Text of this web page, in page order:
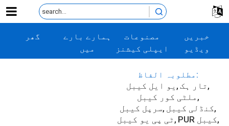
گھر
ہمارے بارے
میں
مصنوعات
خبریں
ایپلی کیشنز
ویڈیو
اکثر پوچھے ہم سے رابطہ
مطلوبہ الفاظ:
یو ایل کیبل تار ہک
ملٹی کور کیبل
سرپل کیبل کنڈلی کیبل
ٹی پی یو کیبل
PUR کیبل